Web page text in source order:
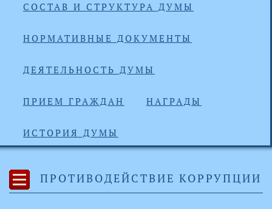
СОСТАВ И СТРУКТУРА ДУМЫ
НОРМАТИВНЫЕ ДОКУМЕНТЫ
ДЕЯТЕЛЬНОСТЬ ДУМЫ
ПРИЕМ ГРАЖДАН НАГРАДЫ
ИСТОРИЯ ДУМЫ
ПРОТИВОДЕЙСТВИЕ КОРРУПЦИИ